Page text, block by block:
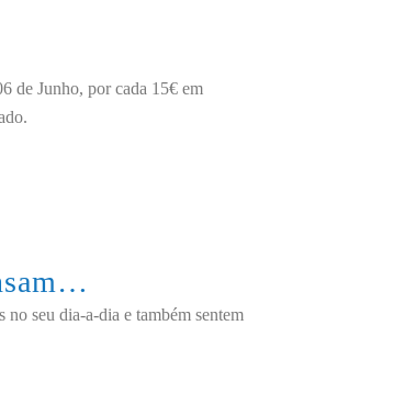
de Junho, por cada 15€ em
no seu dia-a-dia e também sentem